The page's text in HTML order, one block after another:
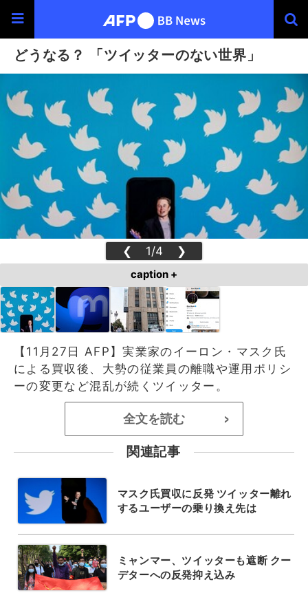
どうなる？ 「ツイッターのない世界」
❮ 1/4 ❯
caption +
【11月27日 AFP】実業家のイーロン・マスク氏
による買収後、大勢の従業員の離職や運用ポリシ
ーの変更など混乱が続くツイッター。
全文を読む >
関連記事
マスク氏買収に反発 ツイッター離れ
するユーザーの乗り換え先は
ミャンマー、ツイッターも遮断 クー
デターへの反発抑え込み